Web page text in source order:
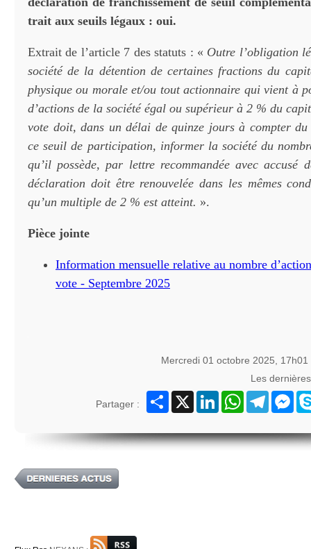
trait aux seuils légaux : oui.
Extrait de l’article 7 des statuts : « Outre l’obligation
société de la détention de certaines fractions du
physique ou morale et/ou tout actionnaire qui vient à
d’actions de la société égal ou supérieur à 2 % du
vote doit, dans un délai de quinze jours à compter du
ce seuil de participation, informer la société du
qu’il possède, par lettre recommandée avec accusé
déclaration doit être renouvelée dans les mêmes
qu’un multiple de 2 % est atteint. ».
Pièce jointe
Information mensuelle relative au nombre
vote - Septembre 2025
Mercredi 01 octobre 2025,
Les
Partager :
Partager
X LinkedInWhatsAppTelegram